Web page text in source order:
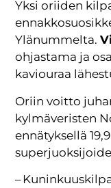
Yksi oriiden
Ylänummelta.
ohjastama ja
kaviouraa
Oriin voitto
kylmäveristen
ennätyksellä
–